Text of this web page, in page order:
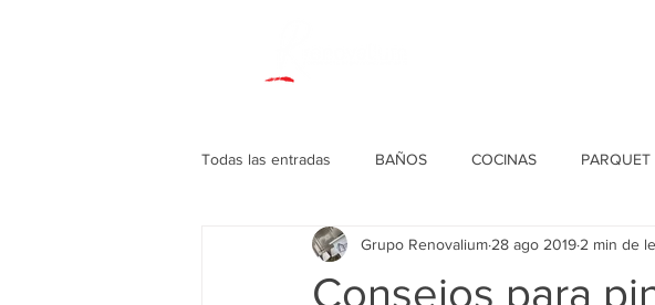
Todas las entradas BAÑOS COCINAS PARQUET
DECORACIONES VARIAS
Consejos para
Grupo Renovalium 28 ago 2019 2 min de